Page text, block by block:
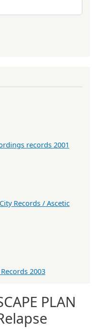
PLAN
records 2001
Records / Ascetic
2003